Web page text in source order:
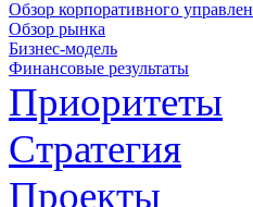
Обзор корпоративного
Обзор рынка
Бизнес-модель
Финансовые результаты
Приоритеты
Стратегия
Проекты